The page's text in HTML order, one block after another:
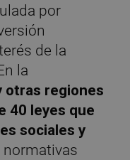
por
de la
la
otras regiones
40 leyes que
sociales y
normativas